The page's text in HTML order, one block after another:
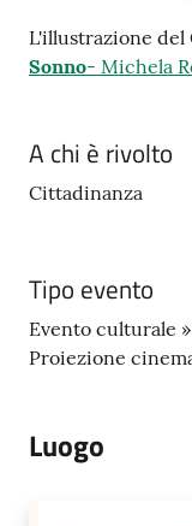
L'illustrazione del
Sonno- Michela
A chi è rivolto
Cittadinanza
Tipo evento
Evento culturale
Proiezione
Luogo